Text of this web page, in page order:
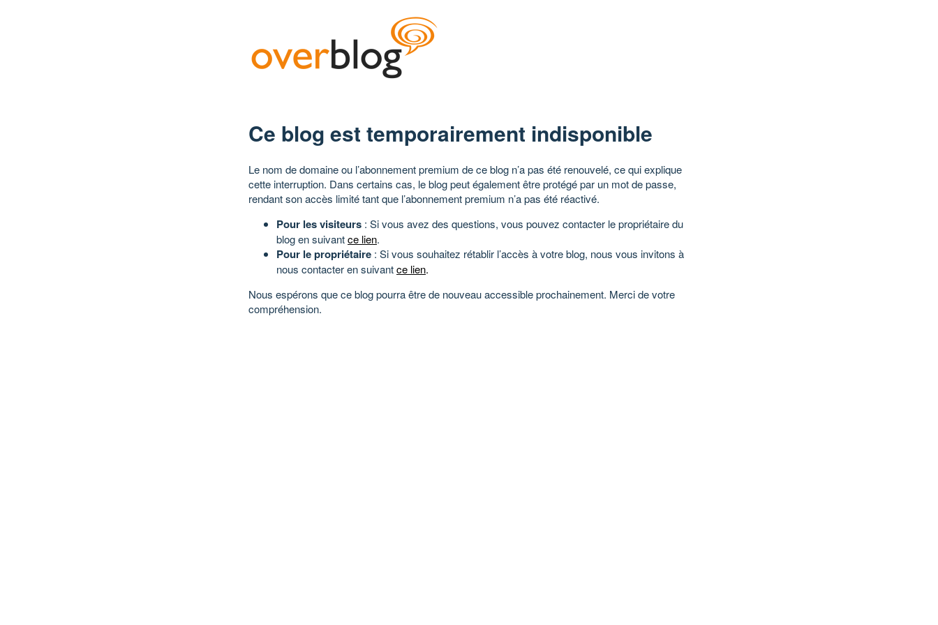
Ce blog est temporairement indisponible
Le nom de domaine ou l’abonnement premium de ce blog n’a pas été renouvelé, ce qui explique
cette interruption. Dans certains cas, le blog peut également être protégé par un mot de passe,
rendant son accès limité tant que l’abonnement premium n’a pas été réactivé.
Pour les visiteurs : Si vous avez des questions, vous pouvez contacter le propriétaire du
blog en suivantce lien.
Pour le propriétaire : Si vous souhaitez rétablir l’accès à votre blog, nous vous invitons à
nous contacter en suivantce lien.
Nous espérons que ce blog pourra être de nouveau accessible prochainement. Merci de votre
compréhension.